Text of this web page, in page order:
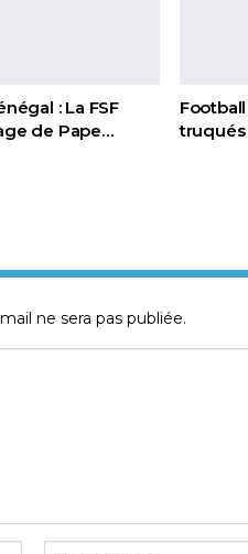
: La FSF
de Pape…
truqués
ne sera pas publiée.